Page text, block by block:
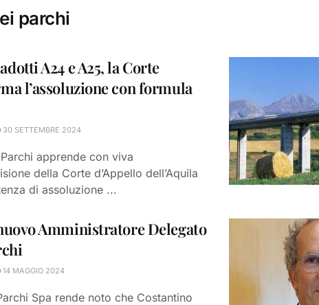
parchi
A24 e A25, la Corte
l’assoluzione con formula
30 SETTEMBRE 2024
apprende con viva
della Corte d’Appello dell’Aquila
di assoluzione ...
Amministratore Delegato
14 MAGGIO 2024
Spa rende noto che Costantino